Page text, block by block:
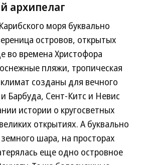
архипелаг
моря буквально
островов, открытых
во времена Христофора
пляжи, тропическая
созданы для вечного
Барбуда, Сент-Китс и Невис
истории о кругосветных
открытиях. А буквально
шара, на просторах
еще одно островное